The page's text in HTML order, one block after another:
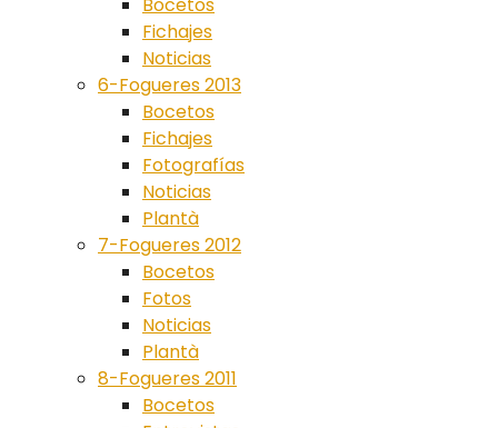
Fichajes
Noticias
6-Fogueres 2013
Bocetos
Fichajes
Fotografías
Noticias
Plantà
7-Fogueres 2012
Bocetos
Fotos
Noticias
Plantà
8-Fogueres 2011
Bocetos